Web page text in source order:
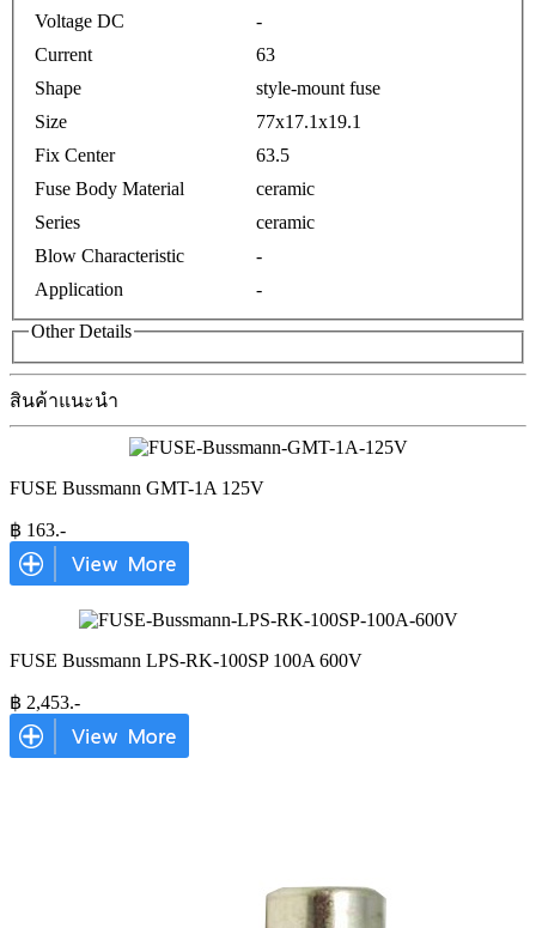
Voltage DC
-
Current
63
Shape
style-mount fuse
Size
77x17.1x19.1
Fix Center
63.5
Fuse Body Material
ceramic
Series
ceramic
Blow Characteristic
-
Application
-
Other Details
สินค้าแนะนำ
FUSE Bussmann GMT-1A 125V
฿ 163.-
FUSE Bussmann LPS-RK-100SP 100A 600V
฿ 2,453.-